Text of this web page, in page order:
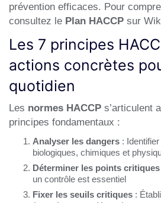
prévention efficaces. Pour
consultez le Plan HACCP sur
Les 7 principes
actions concrètes
quotidien
Les normes HACCP s’articulent
principes fondamentaux :
Analyser les dangers :
biologiques, chimiques et
Déterminer les points critiques
un contrôle est essentiel
Fixer les seuils critiques :